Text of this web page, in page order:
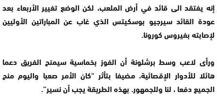
إنه يفتقد الى قائد في أرض الملعب، لكن الوضع تغيير الأربعاء بعد
عودة القائد سيرجيو بوسكيتس الذي غاب عن المباراتين الأوليين
لإصابته بفيروس كورونا.
ورأى لاعب وسط برشلونة أن الفوز بخماسية سيمنح الفريق دعما
هائلا للأدوار الإقصائية، مضيفا بتأثر “كان الأمر صعبا واليوم منح
الجميع دفعا ، لنا وللجمهور. بهذه الطريقة يجب أن نسير”.